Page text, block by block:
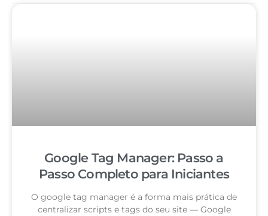
Google Tag Manager: Passo a
Passo Completo para Iniciantes
O google tag manager é a forma mais prática de
centralizar scripts e tags do seu site — Google